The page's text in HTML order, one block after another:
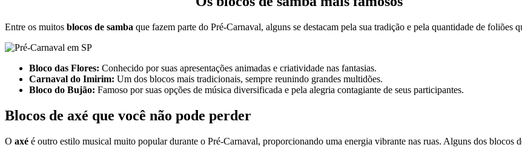
Entre os muitos blocos de samba que fazem parte do Pré-Carnaval, alguns se destacam pela sua tradição e pela quantidade de foliões
Bloco das Flores: Conhecido por suas apresentações animadas e criatividade nas fantasias.
Carnaval do Imirim: Um dos blocos mais tradicionais, sempre reunindo grandes multidões.
Bloco do Bujão: Famoso por suas opções de música diversificada e pela alegria contagiante de seus participantes.
Blocos de axé que você não pode perder
O axé é outro estilo musical muito popular durante o Pré-Carnaval, proporcionando uma energia vibrante nas ruas. Alguns dos blocos